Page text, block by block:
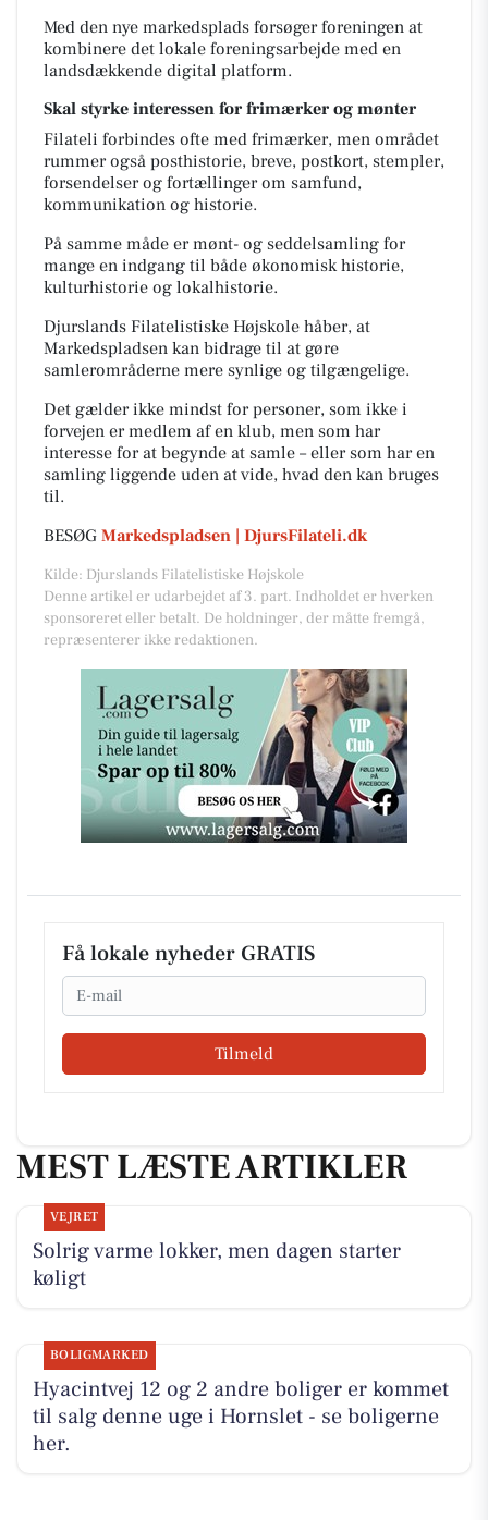
Med den nye markedsplads forsøger foreningen at
kombinere det lokale foreningsarbejde med en
landsdækkende digital platform.
Skal styrke interessen for frimærker og mønter
Filateli forbindes ofte med frimærker, men området
rummer også posthistorie, breve, postkort, stempler,
forsendelser og fortællinger om samfund,
kommunikation og historie.
På samme måde er mønt- og seddelsamling for
mange en indgang til både økonomisk historie,
kulturhistorie og lokalhistorie.
Djurslands Filatelistiske Højskole håber, at
Markedspladsen kan bidrage til at gøre
samlerområderne mere synlige og tilgængelige.
Det gælder ikke mindst for personer, som ikke i
forvejen er medlem af en klub, men som har
interesse for at begynde at samle – eller som har en
samling liggende uden at vide, hvad den kan bruges
til.
BESØG Markedspladsen | DjursFilateli.dk
Kilde: Djurslands Filatelistiske Højskole
Denne artikel er udarbejdet af 3. part. Indholdet er hverken
sponsoreret eller betalt. De holdninger, der måtte fremgå,
repræsenterer ikke redaktionen.
Få lokale nyheder GRATIS
Email
Tilmeld
MEST LÆSTE ARTIKLER
VEJRET
Solrig varme lokker, men dagen starter
køligt
BOLIGMARKED
Hyacintvej 12 og 2 andre boliger er kommet
til salg denne uge i Hornslet - se boligerne
her.